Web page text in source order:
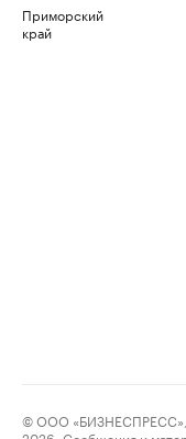
Приморский
край
© ООО